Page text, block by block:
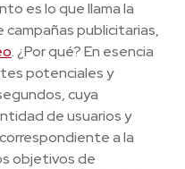
es lo que llama la
publicitarias,
. ¿Por qué? En esencia
potenciales y
cuya
de usuarios y
a la
objetivos de